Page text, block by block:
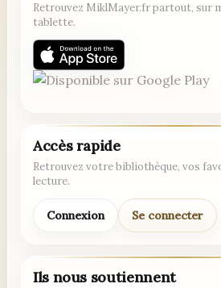
Retrouvez MiklMayer.fr partout, sur
tablette.
Accès rapide
Retrouvez votre bibliothèque, vos
lecture.
Connexion Se connecter
Ils nous soutiennent